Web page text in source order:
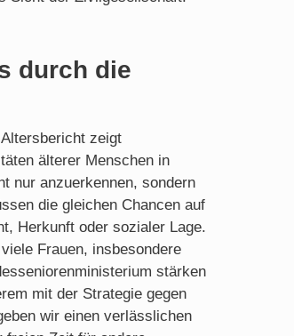
durch die
zeigt
älterer Menschen in
nur anzuerkennen, sondern
die gleichen Chancen auf
Herkunft oder sozialer Lage.
Frauen, insbesondere
stärken
mit der Strategie gegen
wir einen verlässlichen